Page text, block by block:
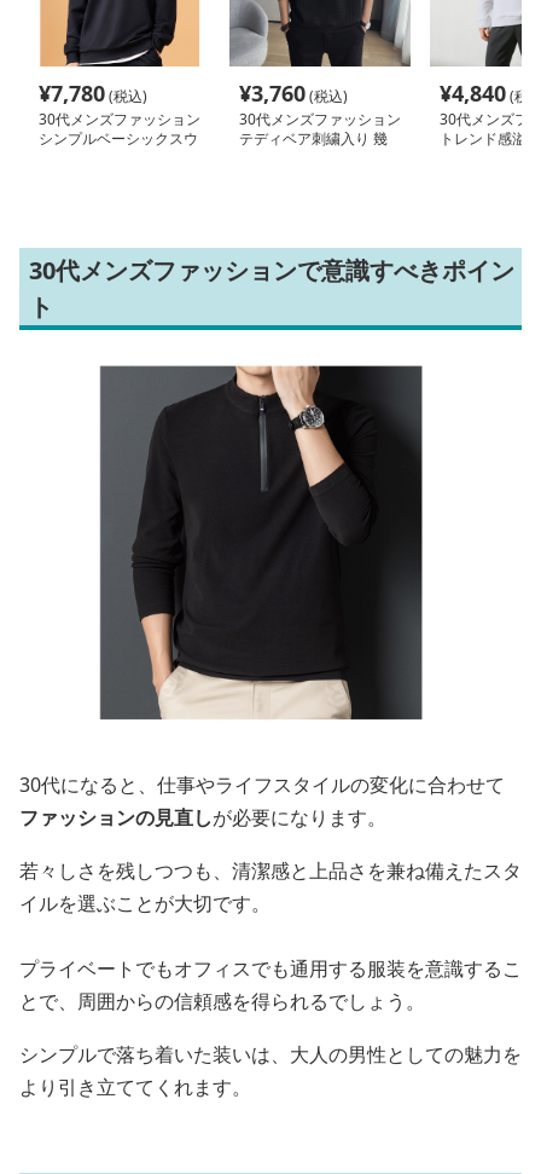
¥7,780(税込)
30代メンズファッション
シンプルベーシックスウ
¥3,760(税込)
30代メンズファッション
テディベア刺繍入り 幾
¥4,840(税
30代メンズフ
トレンド感溢
30代メンズファッションで意識すべきポイン
ト
30代になると、仕事やライフスタイルの変化に合わせて
ファッションの見直しが必要になります。
若々しさを残しつつも、清潔感と上品さを兼ね備えたスタ
イルを選ぶことが大切です。
プライベートでもオフィスでも通用する服装を意識するこ
とで、周囲からの信頼感を得られるでしょう。
シンプルで落ち着いた装いは、大人の男性としての魅力を
より引き立ててくれます。